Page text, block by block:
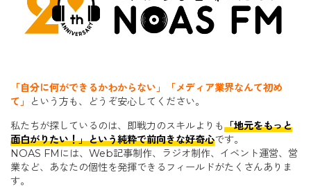
「自分に何ができるかわからない」「メディア業界なんて初め
て」
という方も、どうぞ安心してください。
私たちが探しているのは、即戦力のスキルよりも「地元をもっと
面白がりたい！」という純粋で前向きな好奇心です。
NOAS FMには、Web記事制作、ラジオ制作、イベント運営、営
業など、あなたの個性を発揮できるフィールドがたくさんありま
す。